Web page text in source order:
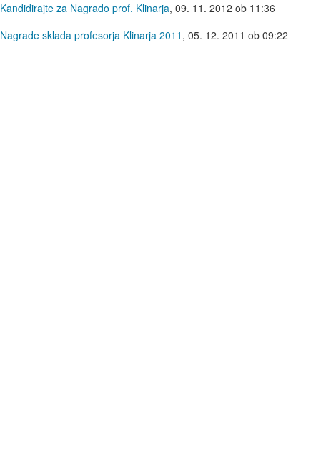
Kandidirajte za Nagrado prof. Klinarja, 09. 11. 2012 ob 11:36
Nagrade sklada profesorja Klinarja 2011 , 05. 12. 2011 ob 09:22